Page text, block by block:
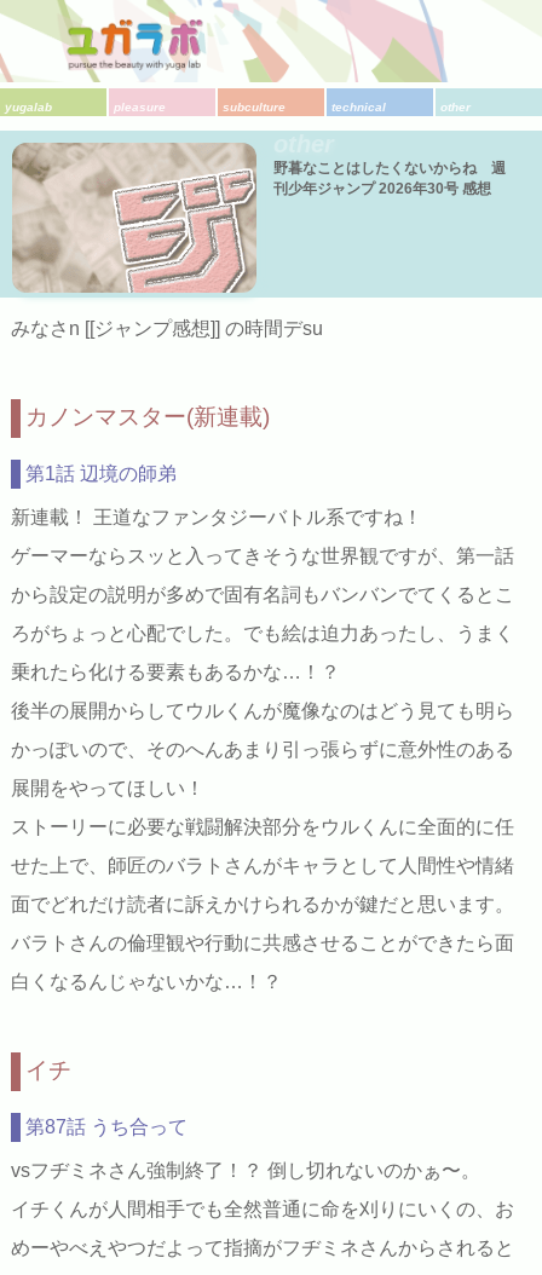
yugalab pleasure subculture technical other
野暮なことはしたくないからね 週
刊少年ジャンプ 2026年30号 感想
みなさn [[ジャンプ感想]] の時間デsu
カノンマスター(新連載)
第1話 辺境の師弟
新連載！ 王道なファンタジーバトル系ですね！
ゲーマーならスッと入ってきそうな世界観ですが、第一話
から設定の説明が多めで固有名詞もバンバンでてくるとこ
ろがちょっと心配でした。でも絵は迫力あったし、うまく
乗れたら化ける要素もあるかな…！？
後半の展開からしてウルくんが魔像なのはどう見ても明ら
かっぽいので、そのへんあまり引っ張らずに意外性のある
展開をやってほしい！
ストーリーに必要な戦闘解決部分をウルくんに全面的に任
せた上で、師匠のバラトさんがキャラとして人間性や情緒
面でどれだけ読者に訴えかけられるかが鍵だと思います。
バラトさんの倫理観や行動に共感させることができたら面
白くなるんじゃないかな…！？
イチ
第87話 うち合って
vsフヂミネさん強制終了！？ 倒し切れないのかぁ〜。
イチくんが人間相手でも全然普通に命を刈りにいくの、お
めーやべえやつだよって指摘がフヂミネさんからされると